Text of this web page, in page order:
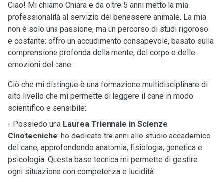
Ciao! Mi chiamo Chiara e da oltre 5 anni metto la mia
professionalità al servizio del benessere animale. La mia
non è solo una passione, ma un percorso di studi rigoroso
e costante: offro un accudimento consapevole, basato sulla
comprensione profonda della mente, del corpo e delle
emozioni del cane.
Ciò che mi distingue è una formazione multidisciplinare di
alto livello che mi permette di leggere il cane in modo
scientifico e sensibile:
- Possiedo una Laurea Triennale in Scienze
Cinotecniche: ho dedicato tre anni allo studio accademico
del cane, approfondendo anatomia, fisiologia, genetica e
psicologia. Questa base tecnica mi permette di gestire
ogni situazione con competenza e lucidità.